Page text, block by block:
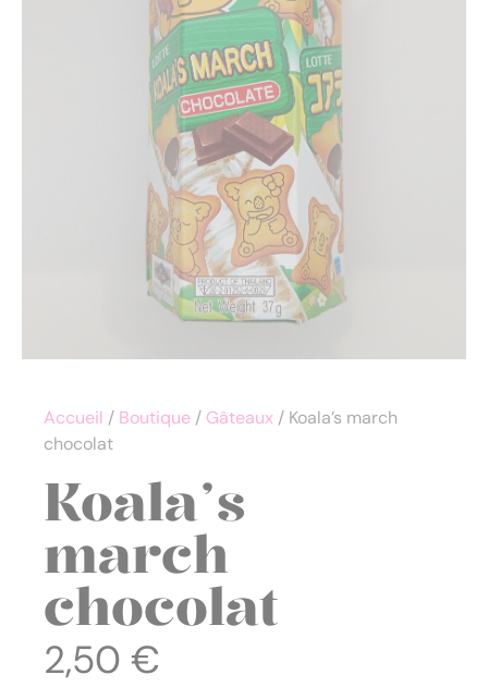
Accueil / Boutique / Gâteaux / Koala’s march
chocolat
Koala’s
march
chocolat
2,50 €